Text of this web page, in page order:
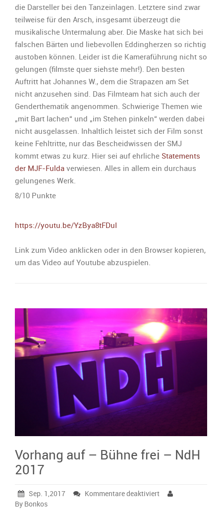
die Darsteller bei den Tanzeinlagen. Letztere sind zwar
teilweise für den Arsch, insgesamt überzeugt die
musikalische Untermalung aber. Die Maske hat sich bei
falschen Bärten und liebevollen Eddingherzen so richtig
austoben können. Leider ist die Kameraführung nicht so
gelungen (filmste quer siehste mehr!). Den besten
Auftritt hat Johannes W., dem die Strapazen am Set
nicht anzusehen sind. Das Filmteam hat sich auch der
Genderthematik angenommen. Schwierige Themen wie
„mit Bart lachen“ und „im Stehen pinkeln“ werden dabei
nicht ausgelassen. Inhaltlich leistet sich der Film sonst
keine Fehltritte, nur das Bescheidwissen der SMJ
kommt etwas zu kurz. Hier sei auf ehrliche Statements
der MJF-Fulda verwiesen. Alles in allem ein durchaus
gelungenes Werk.
8/10 Punkte
https://youtu.be/YzBya8tFDuI
Link zum Video anklicken oder in den Browser kopieren,
um das Video auf Youtube abzuspielen.
Vorhang auf – Bühne frei – NdH
2017
Sep. 1,2017 Kommentare deaktiviertfür
By Bonkos